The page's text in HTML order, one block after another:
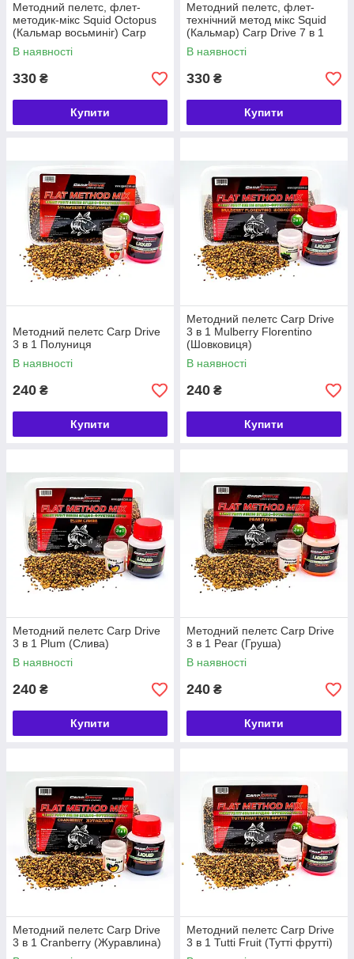
Методний пелетс, флет-
методик-мікс Squid Octopus
(Кальмар восьминіг) Carp
Drive 7 в 1
В наявності
330 ₴
Купити
Методний пелетс, флет-
технічний метод мікс Squid
(Кальмар) Carp Drive 7 в 1
В наявності
330 ₴
Купити
Методний пелетс Carp Drive
3 в 1 Полуниця
В наявності
240 ₴
Купити
Методний пелетс Carp Drive
3 в 1 Mulberry Florentino
(Шовковиця)
В наявності
240 ₴
Купити
Методний пелетс Carp Drive
3 в 1 Plum (Слива)
В наявності
240 ₴
Купити
Методний пелетс Carp Drive
3 в 1 Pear (Груша)
В наявності
240 ₴
Купити
Методний пелетс Carp Drive
3 в 1 Cranberry (Журавлина)
Методний пелетс Carp Drive
3 в 1 Tutti Fruit (Тутті фрутті)